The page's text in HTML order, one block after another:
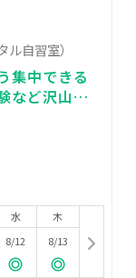
自習室）
集中できる
など沢山の
ます。
水
8/12
木
8/13